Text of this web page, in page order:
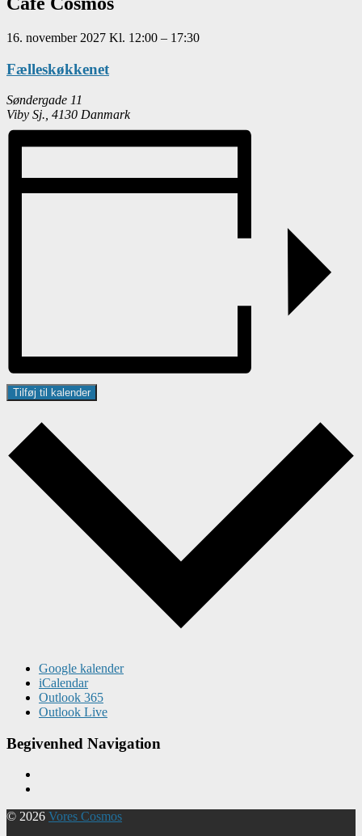
16. november 2027 Kl. 12:00 – 17:30
Fælleskøkkenet
Søndergade 11
Viby Sj. 4130 Danmark
Tilføj til kalender
Google kalender
iCalendar
Outlook 365
Outlook Live
Begivenhed Navigation
© 2026 Vores Cosmos